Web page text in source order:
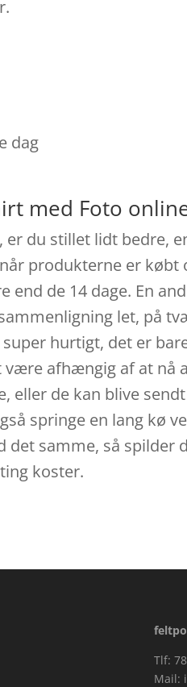
dag
med Foto
du stillet lidt bedre,
produkterne er
de 14 dage. En
let, på
hurtigt, det er
afhængig af at nå
eller de kan blive
springe en lang kø
samme, så spilder
koster.
Tlf:
Mail: